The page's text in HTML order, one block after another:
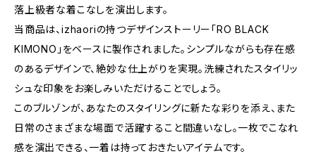
落上級者な着こなしを演出します。
当商品は、izhaoriの持つデザインストーリー「RO BLACK
KIMONO」をベースに製作されました。シンプルながらも存在感
のあるデザインで、絶妙な仕上がりを実現。洗練されたスタイリッ
シュな印象をお楽しみいただけることでしょう。
このブルゾンが、あなたのスタイリングに新たな彩りを添え、また
日常のさまざまな場面で活躍すること間違いなし。一枚でこなれ
感を演出できる、一着は持っておきたいアイテムです。